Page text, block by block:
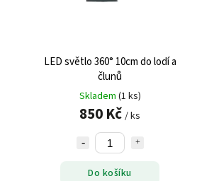
LED světlo 360° 10cm do lodí a
člunů
Skladem (1 ks)
850 Kč / ks
Do košíku